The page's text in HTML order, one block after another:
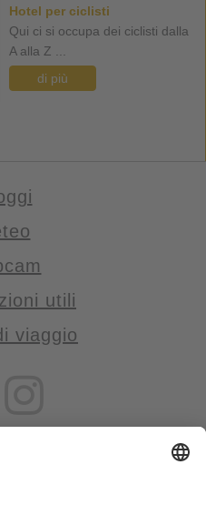
Hotel per ciclisti
Qui ci si occupa dei ciclisti dalla
A alla Z ...
di più
utili
viaggio